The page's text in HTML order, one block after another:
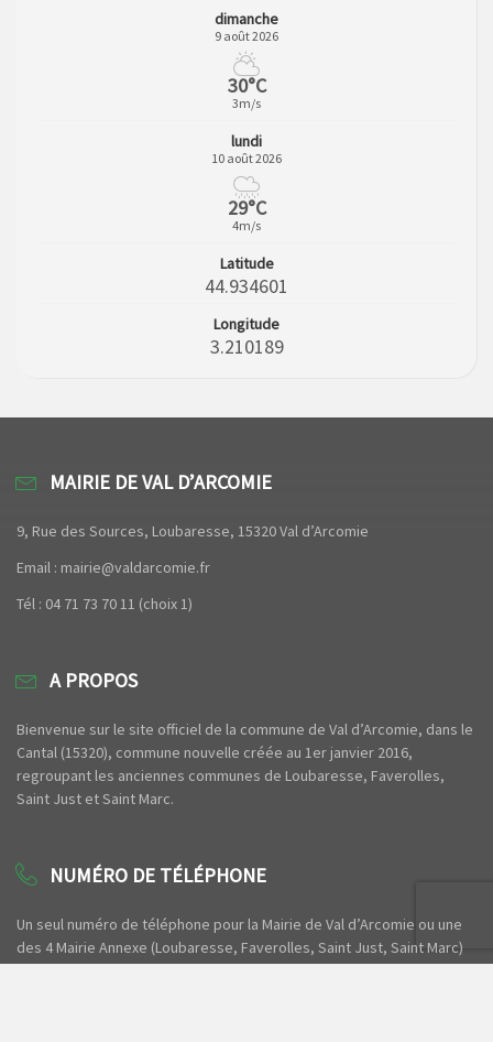
dimanche
9 août 2026
30°C
3m/s
lundi
10 août 2026
29°C
4m/s
Latitude
44.934601
Longitude
3.210189
MAIRIE DE VAL D’ARCOMIE
9, Rue des Sources, Loubaresse, 15320 Val d’Arcomie
Email : mairie@valdarcomie.fr
Tél : 04 71 73 70 11 (choix 1)
A PROPOS
Bienvenue sur le site officiel de la commune de Val d’Arcomie, dans le
Cantal (15320), commune nouvelle créée au 1er janvier 2016,
regroupant les anciennes communes de Loubaresse, Faverolles,
Saint Just et Saint Marc.
NUMÉRO DE TÉLÉPHONE
Un seul numéro de téléphone pour la Mairie de Val d’Arcomie ou une
des 4 Mairie Annexe (Loubaresse, Faverolles, Saint Just, Saint Marc)
ou bien pour contacter un camping ou les gîtes municipaux.